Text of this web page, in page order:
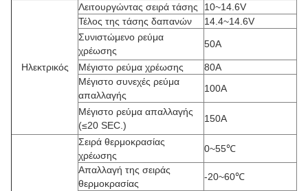
Ηλεκτρικός
Λειτουργώντας σειρά τάσης
10~14.6V
Τέλος της τάσης δαπανών
14.4~14.6V
Συνιστώμενο ρεύμα
χρέωσης
50A
Μέγιστο ρεύμα χρέωσης
80A
Μέγιστο συνεχές ρεύμα
απαλλαγής
100A
Μέγιστο ρεύμα απαλλαγής
(≤20 SEC.)
150A
Σειρά θερμοκρασίας
χρέωσης
0~55℃
Απαλλαγή της σειράς
θερμοκρασίας
-20~60℃